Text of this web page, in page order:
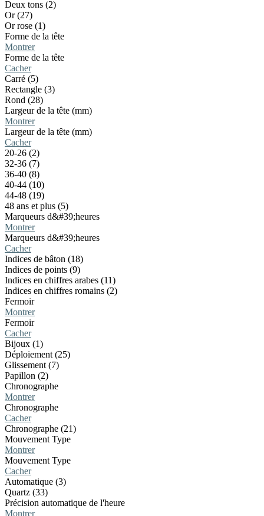
Deux tons (2)
Or (27)
Or rose (1)
Forme de la tête
Montrer
Forme de la tête
Cacher
Carré (5)
Rectangle (3)
Rond (28)
Largeur de la tête (mm)
Montrer
Largeur de la tête (mm)
Cacher
20-26 (2)
32-36 (7)
36-40 (8)
40-44 (10)
44-48 (19)
48 ans et plus (5)
Marqueurs d&#39;heures
Montrer
Marqueurs d&#39;heures
Cacher
Indices de bâton (18)
Indices de points (9)
Indices en chiffres arabes (11)
Indices en chiffres romains (2)
Fermoir
Montrer
Fermoir
Cacher
Bijoux (1)
Déploiement (25)
Glissement (7)
Papillon (2)
Chronographe
Montrer
Chronographe
Cacher
Chronographe (21)
Mouvement Type
Montrer
Mouvement Type
Cacher
Automatique (3)
Quartz (33)
Précision automatique de l'heure
Montrer